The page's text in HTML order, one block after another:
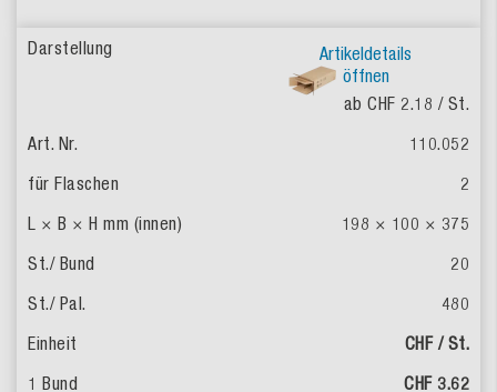
Artikeldetails
öffnen
ab CHF 2.18 / St.
110.052
2
198 × 100 × 375
20
480
CHF / St.
CHF 3.62